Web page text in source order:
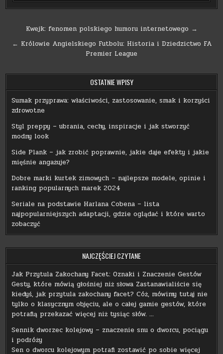
Nawigacja
wpisu
Kwejk: fenomen polskiego humoru internetowego →
← Królowie Angielskiego Futbolu: Historia i Dziedzictwo FA
Premier League
OSTATNIE WPISY
Sumak przyprawa: właściwości, zastosowanie, smak i korzyści
zdrowotne
Styl preppy – ubrania, cechy, inspiracje i jak stworzyć
modny look
Side Plank – jak zrobić poprawnie, jakie daje efekty i jakie
mięśnie angażuje?
Dobre marki kurtek zimowych – najlepsze modele, opinie i
ranking popularnych marek 2024
Seriale na podstawie Harlana Cobena – lista
najpopularniejszych adaptacji, gdzie oglądać i które warto
zobaczyć
NAJCZĘŚCIEJ CZYTANE
Jak Przytula Zakochany Facet: Oznaki i Znaczenie Gestów
Gesty, które mówią głośniej niż słowa Zastanawialiście się
kiedyś, jak przytula zakochany facet? Cóż, mówimy tutaj nie
tylko o klasycznym objęciu, ale o całej gamie gestów, które
potrafią przekazać więcej niż tysiąc słów. …
Sennik dworzec kolejowy – znaczenie snu o dworcu, pociągu
i podróży
Sen o dworcu kolejowym potrafi zostawić po sobie więcej